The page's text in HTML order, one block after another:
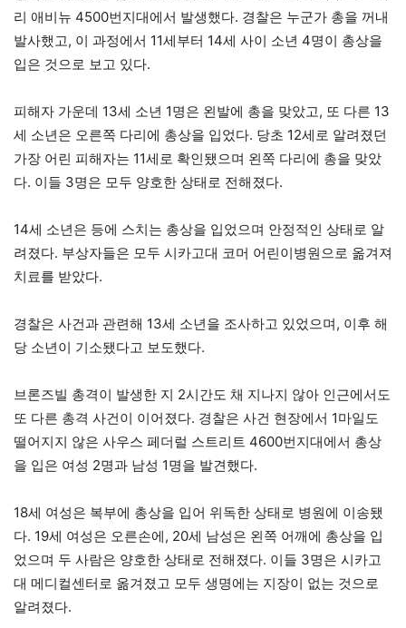
리 애비뉴 4500번지대에서 발생했다. 경찰은 누군가 총을 꺼내
발사했고, 이 과정에서 11세부터 14세 사이 소년 4명이 총상을
입은 것으로 보고 있다.
피해자 가운데 13세 소년 1명은 왼발에 총을 맞았고, 또 다른 13
세 소년은 오른쪽 다리에 총상을 입었다. 당초 12세로 알려졌던
가장 어린 피해자는 11세로 확인됐으며 왼쪽 다리에 총을 맞았
다. 이들 3명은 모두 양호한 상태로 전해졌다.
14세 소년은 등에 스치는 총상을 입었으며 안정적인 상태로 알
려졌다. 부상자들은 모두 시카고대 코머 어린이병원으로 옮겨져
치료를 받았다.
경찰은 사건과 관련해 13세 소년을 조사하고 있었으며, 이후 해
당 소년이 기소됐다고 보도했다.
브론즈빌 총격이 발생한 지 2시간도 채 지나지 않아 인근에서도
또 다른 총격 사건이 이어졌다. 경찰은 사건 현장에서 1마일도
떨어지지 않은 사우스 페더럴 스트리트 4600번지대에서 총상
을 입은 여성 2명과 남성 1명을 발견했다.
18세 여성은 복부에 총상을 입어 위독한 상태로 병원에 이송됐
다. 19세 여성은 오른손에, 20세 남성은 왼쪽 어깨에 총상을 입
었으며 두 사람은 양호한 상태로 전해졌다. 이들 3명은 시카고
대 메디컬센터로 옮겨졌고 모두 생명에는 지장이 없는 것으로
알려졌다.